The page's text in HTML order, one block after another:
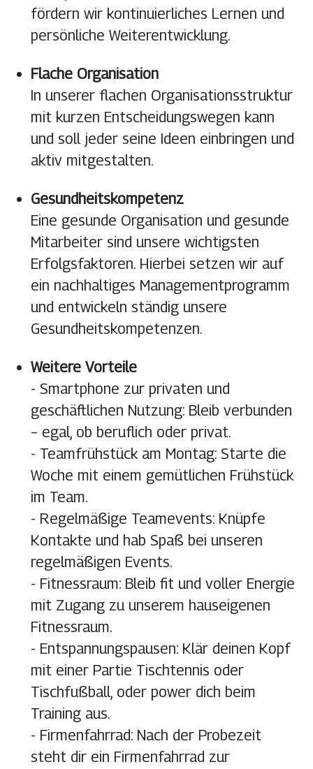
fördern wir kontinuierliches Lernen und
persönliche Weiterentwicklung.
Flache Organisation
In unserer flachen Organisationsstruktur
mit kurzen Entscheidungswegen kann
und soll jeder seine Ideen einbringen und
aktiv mitgestalten.
Gesundheitskompetenz
Eine gesunde Organisation und gesunde
Mitarbeiter sind unsere wichtigsten
Erfolgsfaktoren. Hierbei setzen wir auf
ein nachhaltiges Managementprogramm
und entwickeln ständig unsere
Gesundheitskompetenzen.
Weitere Vorteile
- Smartphone zur privaten und
geschäftlichen Nutzung: Bleib verbunden
– egal, ob beruflich oder privat.
- Teamfrühstück am Montag: Starte die
Woche mit einem gemütlichen Frühstück
im Team.
- Regelmäßige Teamevents: Knüpfe
Kontakte und hab Spaß bei unseren
regelmäßigen Events.
- Fitnessraum: Bleib fit und voller Energie
mit Zugang zu unserem hauseigenen
Fitnessraum.
- Entspannungspausen: Klär deinen Kopf
mit einer Partie Tischtennis oder
Tischfußball, oder power dich beim
Training aus.
- Firmenfahrrad: Nach der Probezeit
steht dir ein Firmenfahrrad zur